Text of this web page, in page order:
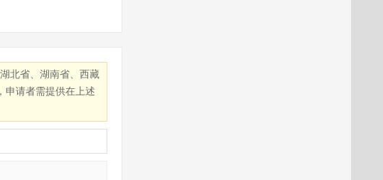
北省、湖南省、西藏
申请者需提供在上述